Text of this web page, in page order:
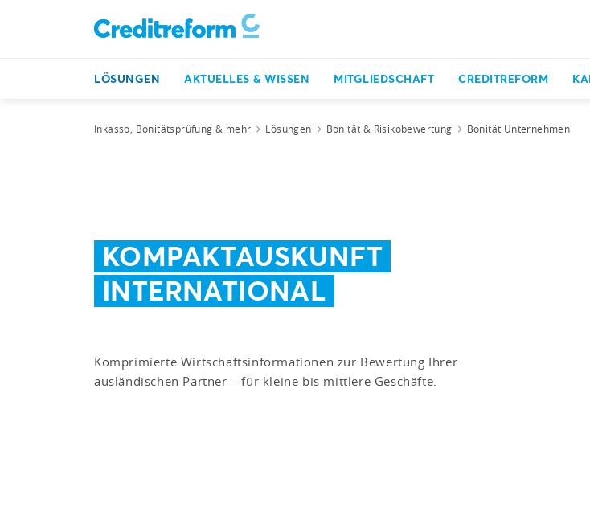
LÖSUNGEN AKTUELLES & WISSEN MITGLIEDSCHAFT CREDITREFORM
Inkasso, Bonitätsprüfung & mehr Lösungen Bonität & Risikobewertung Bonität Unternehmen
KOMPAKTAUSKUNFT
INTERNATIONAL
Komprimierte Wirtschaftsinformationen zur Bewertung Ihrer
ausländischen Partner – für kleine bis mittlere Geschäfte.